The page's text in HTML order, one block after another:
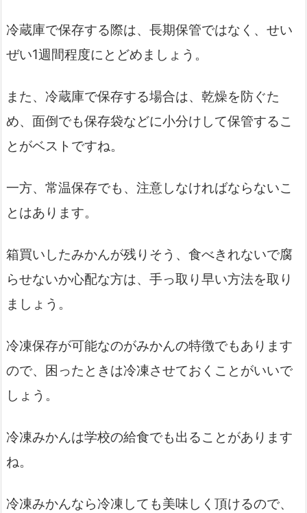
冷蔵庫で保存する際は、長期保管ではなく、せい
ぜい1週間程度にとどめましょう。
また、冷蔵庫で保存する場合は、乾燥を防ぐた
め、面倒でも保存袋などに小分けして保管するこ
とがベストですね。
一方、常温保存でも、注意しなければならないこ
とはあります。
箱買いしたみかんが残りそう、食べきれないで腐
らせないか心配な方は、手っ取り早い方法を取り
ましょう。
冷凍保存が可能なのがみかんの特徴でもあります
ので、困ったときは冷凍させておくことがいいで
しょう。
冷凍みかんは学校の給食でも出ることがあります
ね。
冷凍みかんなら冷凍しても美味しく頂けるので、